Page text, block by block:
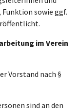
sowie ggf.
im Verein
Vorstand nach §
sind an den